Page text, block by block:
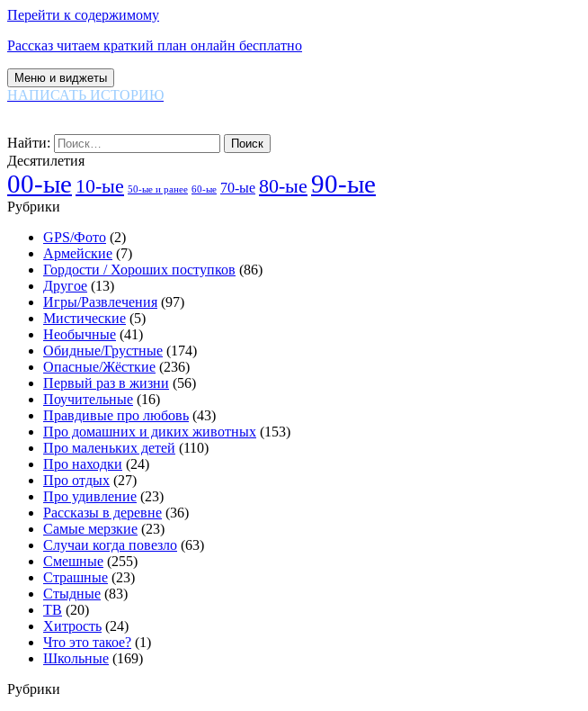
Перейти к содержимому
Рассказ читаем краткий план онлайн бесплатно
Меню и виджеты
НАПИСАТЬ ИСТОРИЮ
Найти:
Десятилетия
00-ые 10-ые 50-ые и ранее 60-ые 70-ые 80-ые 90-ые
Рубрики
GPS/Фото (2)
Армейские (7)
Гордости / Хороших поступков (86)
Другое (13)
Игры/Развлечения (97)
Мистические (5)
Необычные (41)
Обидные/Грустные (174)
Опасные/Жёсткие (236)
Первый раз в жизни (56)
Поучительные (16)
Правдивые про любовь (43)
Про домашних и диких животных (153)
Про маленьких детей (110)
Про находки (24)
Про отдых (27)
Про удивление (23)
Рассказы в деревне (36)
Самые мерзкие (23)
Случаи когда повезло (63)
Смешные (255)
Страшные (23)
Стыдные (83)
ТВ (20)
Хитрость (24)
Что это такое? (1)
Школьные (169)
Рубрики